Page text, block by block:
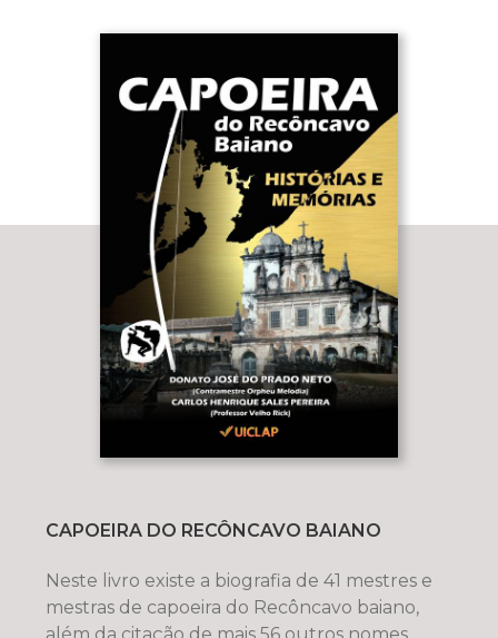
CAPOEIRA DO RECÔNCAVO BAIANO
Neste livro existe a biografia de 41 mestres e
mestras de capoeira do Recôncavo baiano,
além da citação de mais 56 outros nomes